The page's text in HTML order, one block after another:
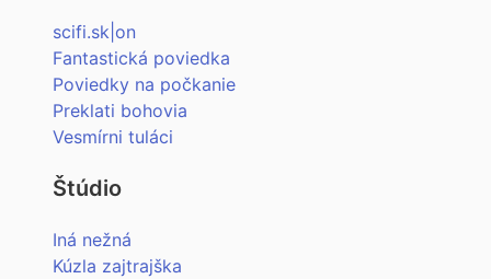
scifi.sk|on
Fantastická poviedka
Poviedky na počkanie
Preklati bohovia
Vesmírni tuláci
Štúdio
Iná nežná
Kúzla zajtrajška